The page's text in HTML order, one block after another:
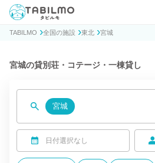
貸別荘コテージ・一棟貸し宿泊予約サイト
TABILMO 全国の施設 東北 宮城
宮城の貸別荘・コテージ・一棟貸し
宮城
日付選択なし